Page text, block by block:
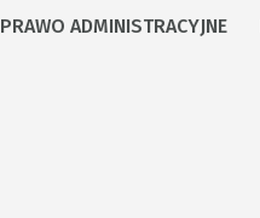
PRAWO ADMINISTRACYJNE